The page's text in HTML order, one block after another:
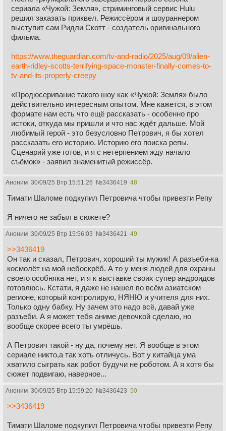
сериала «Чужой: Земля», стриминговый сервис Hulu
решил заказать приквел. Режиссёром и шоураннером
выступит сам Ридли Скотт - создатель оригинального
фильма.
https://www.theguardian.com/tv-and-radio/2025/aug/09/alien-
earth-ridley-scotts-terrifying-space-monster-finally-comes-to-
tv-and-its-properly-creepy
«Продюсеривание такого шоу как «Чужой: Земля» было
действительно интересным опытом. Мне кажется, в этом
формате нам есть что ещё рассказать - особенно про
истоки, откуда мы пришли и что нас ждёт дальше. Мой
любимый герой - это безусловно Петрович, я бы хотел
рассказать его историю. Историю его поиска репы.
Сценарий уже готов, и я с нетерпением жду начало
съёмок» - заявил знаменитый режиссёр.
Аноним 30/09/25 Втр 15:51:26 №3436419 48
Тимати Шаломе подкупил Петровича чтобы привезти Репу
Я ничего не забыл в сюжете?
Аноним 30/09/25 Втр 15:56:03 №3436421 49
>>3436419
Он так и сказал, Петрович, хороший ты мужик! А разъеби-ка
космолёт на мой небоскрёб. А то у меня людей для охраны
своего особняка нет, и я к выставке своих супер андроидов
готовлюсь. Кстати, я даже не нашел во всём азиатском
регионе, который контролирую, НЯНЮ и учителя для них.
Только одну бабку. Ну зачем это надо всё, давай уже
разъеби. А я может тебя аниме девочкой сделаю, но
вообще скорее всего ты умрёшь.
А Петрович такой - ну да, почему нет. Я вообще в этом
сериале никто,а так хоть отличусь. Вот у китайца ума
хватило сыграть как робот будучи не роботом. А я хотя бы
сюжет подвигаю, наверное...
Аноним 30/09/25 Втр 15:59:20 №3436423 50
>>3436419
Тимати Шаломе подкупил Петровича чтобы привезти Репу